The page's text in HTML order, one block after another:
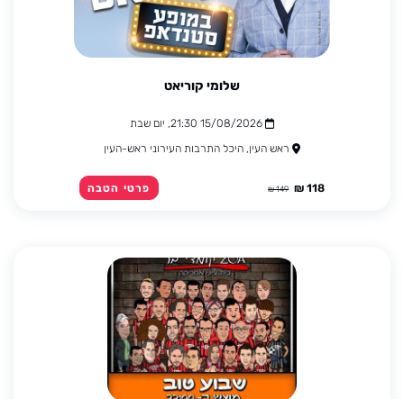
שלומי קוריאט
15/08/2026 21:30, יום שבת
ראש העין, היכל התרבות העירוני ראש-העין
118 ₪
149 ₪ פרטי הטבה